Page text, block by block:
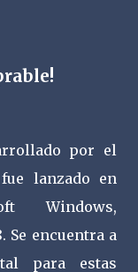
por el
lanzado en
Windows,
Se encuentra a
para estas